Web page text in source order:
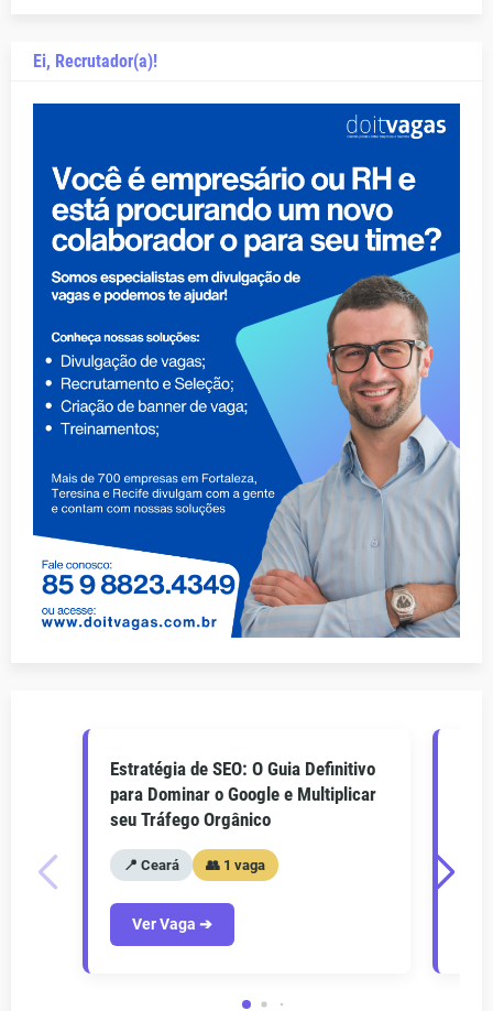
Ei, Recrutador(a)!
Estratégia de SEO: O Guia Definitivo
para Dominar o Google e Multiplicar
seu Tráfego Orgânico
📍 Ceará 👥 1 vaga
Ver Vaga ➔